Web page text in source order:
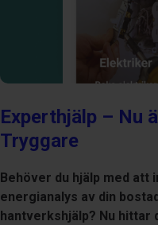
Experthjälp – Nu
Tryggare
Behöver du hjälp med att
energianalys av din
hantverkshjälp? Nu